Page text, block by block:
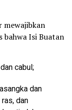
mewajibkan
Isi Buatan
cabul;
dan
dan